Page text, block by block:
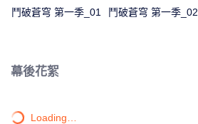
鬥破蒼穹 第一季_01 鬥破蒼穹 第一季_02
幕後花絮
Loading…